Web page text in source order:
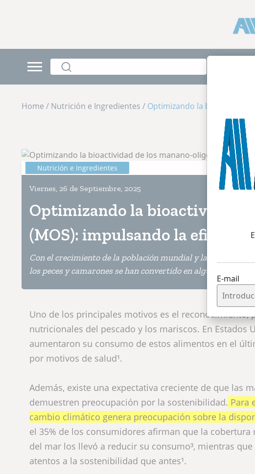
E-mail
Home / Nutrición e Ingredientes / Optimizando la bioactividad
Nutrición e Ingredientes
Viernes, 26 de Septiembre, 2025
Optimizando la bioactividad
(MOS): impulsando la
Con el crecimiento de la población mundial y la creciente
los peces y camarones se han convertido en algunos de los
Uno de los principales motivos es el
nutricionales del pescado y los mariscos. En Estados
aumentaron su consumo de estos alimentos en el
por motivos de salud¹.
Además, existe una expectativa creciente de que las
demuestren preocupación por la sostenibilidad. Para
cambio climático genera preocupación sobre la
el 35% de los consumidores afirman que la
del mar los llevó a reducir su consumo³, mientras
atentos a la sostenibilidad que antes¹.